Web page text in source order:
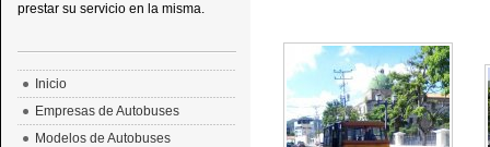
prestar su servicio en la misma.
Inicio
Empresas de Autobuses
Modelos de Autobuses